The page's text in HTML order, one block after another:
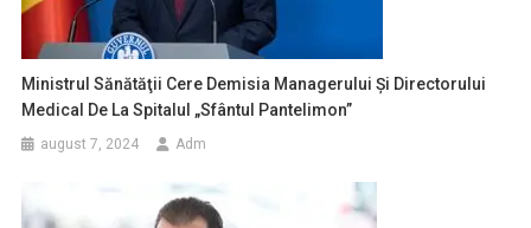
Ministrul Sănătăţii Cere Demisia Managerului Şi Directorului
Medical De La Spitalul „Sfântul Pantelimon”
august 7, 2024 Adm